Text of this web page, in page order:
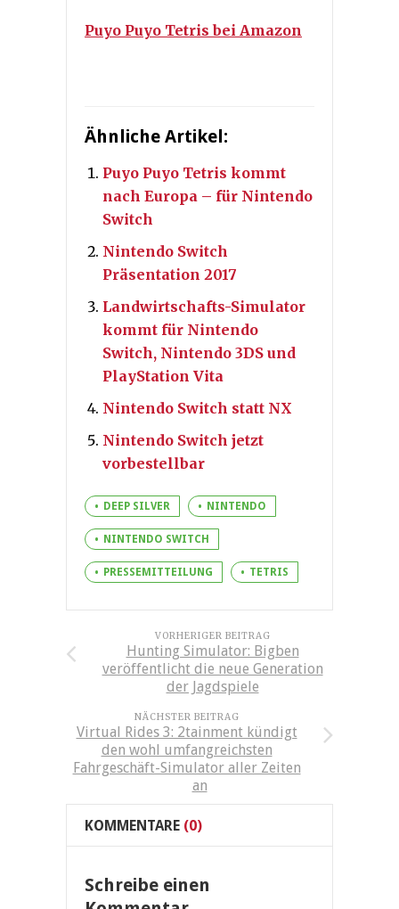
Puyo Puyo Tetris bei Amazon
Ähnliche Artikel:
Puyo Puyo Tetris kommt
nach Europa – für Nintendo
Switch
Nintendo Switch
Präsentation 2017
Landwirtschafts-Simulator
kommt für Nintendo
Switch, Nintendo 3DS und
PlayStation Vita
Nintendo Switch statt NX
Nintendo Switch jetzt
vorbestellbar
DEEP SILVER NINTENDO
NINTENDO SWITCH
PRESSEMITTEILUNG TETRIS
VORHERIGER BEITRAG
Hunting Simulator: Bigben
veröffentlicht die neue Generation
der Jagdspiele
NÄCHSTER BEITRAG
Virtual Rides 3: 2tainment kündigt
den wohl umfangreichsten
Fahrgeschäft-Simulator aller Zeiten
an
KOMMENTARE (0)
Schreibe einen